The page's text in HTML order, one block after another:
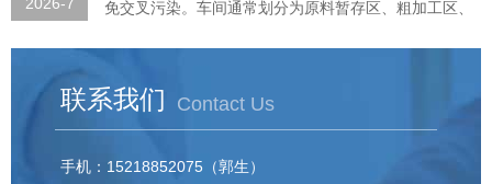
免交叉污染。车间通常划分为原料暂存区、粗加工区、
通道明确分隔。
联系我们 Contact Us
手机：15218852075（郭生）